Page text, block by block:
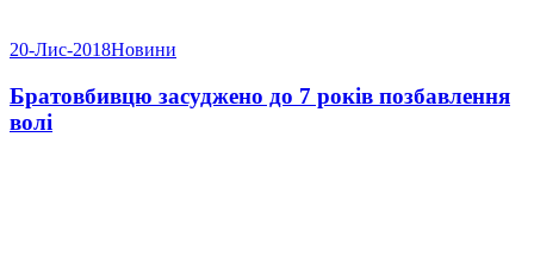
20-Лис-2018Новини
Братовбивцю засуджено до 7 років позбавлення
волі